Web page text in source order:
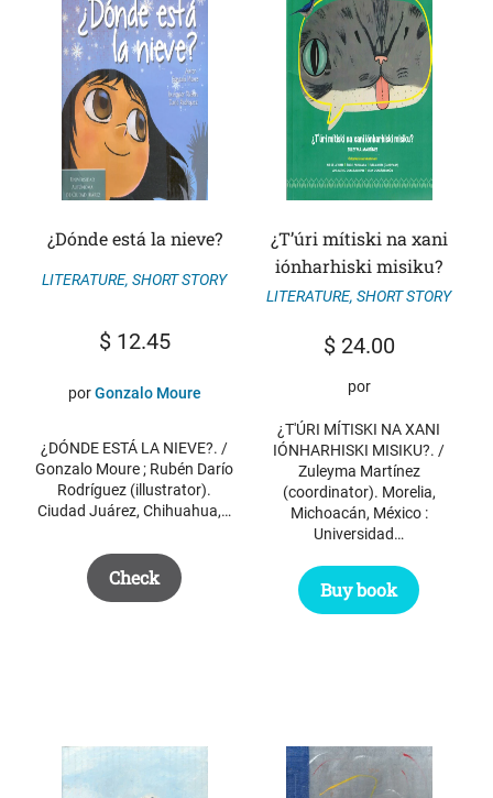
¿Dónde está la nieve?
LITERATURE, SHORT STORY
$12.45
porGonzalo Moure
¿DÓNDE ESTÁ LA NIEVE?. /
Gonzalo Moure ; Rubén Darío
Rodríguez (illustrator).
Ciudad Juárez, Chihuahua,…
Check
¿T’úri mítiski na xani
iónharhiski misiku?
LITERATURE, SHORT STORY
$24.00
por
¿T'ÚRI MÍTISKI NA XANI
IÓNHARHISKI MISIKU?. /
Zuleyma Martínez
(coordinator). Morelia,
Michoacán, México :
Universidad…
Buy book